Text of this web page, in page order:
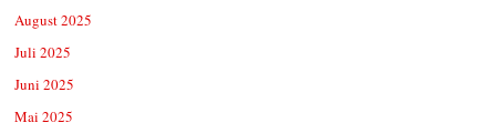
August 2025
Juli 2025
Juni 2025
Mai 2025